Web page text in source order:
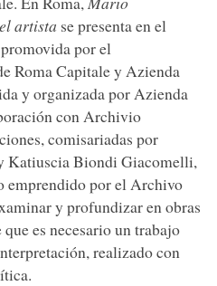
artista se presenta en el
por el
Roma Capitale y Azienda
y organizada por Azienda
con Archivio
comisariadas por
Katiuscia Biondi Giacomelli,
emprendido por el Archivo
y profundizar en obras
es necesario un trabajo
realizado con